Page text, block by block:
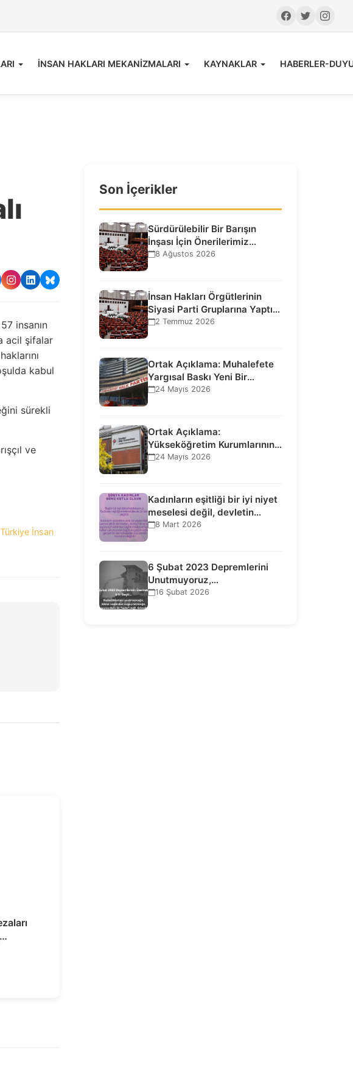
İNSAN HAKLARI MEKANİZMALARI KAYNAKLAR HABERLER-
insanın
acil şifalar
kabul
sürekli
ve
Türkiye İnsan
ve Tüm
Serbest
Son İçerikler
Sürdürülebilir Bir Barışın
İnşası İçin Önerilerimiz…
8 Ağustos 2026
İnsan Hakları Örgütlerinin
Siyasi Parti Gruplarına Yaptığı
Ziyaretlere İlişkin
2 Temmuz 2026
Ortak Açıklama: Muhalefete
Yargısal Baskı Yeni Bir
Aşamaya Geçti: Seçilmiş…
24 Mayıs 2026
Ortak Açıklama:
Yükseköğretim Kurumlarının
Toplumsal İşlevi Kurucularının
24 Mayıs 2026
Kadınların eşitliği bir iyi niyet
meselesi değil, devletin
uluslararası insan…
8 Mart 2026
6 Şubat 2023 Depremlerini
Unutmuyoruz,
Vazgeçmiyoruz, Hesap
16 Şubat 2026